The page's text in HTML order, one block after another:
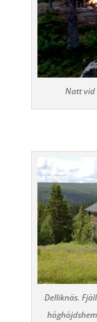
Natt vid
Delliknäs.